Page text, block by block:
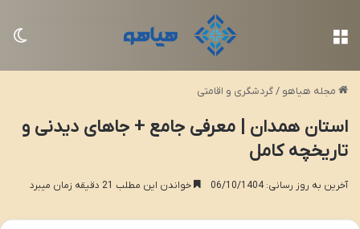
مجله هیاهو /گردشگری و اقامتی
استان همدان | معرفی جامع + جاهای دیدنی و
تاریخچه کامل
آخرین به روز رسانی: 06/10/1404 خواندن این مطلب 21 دقیقه زمان میبرد